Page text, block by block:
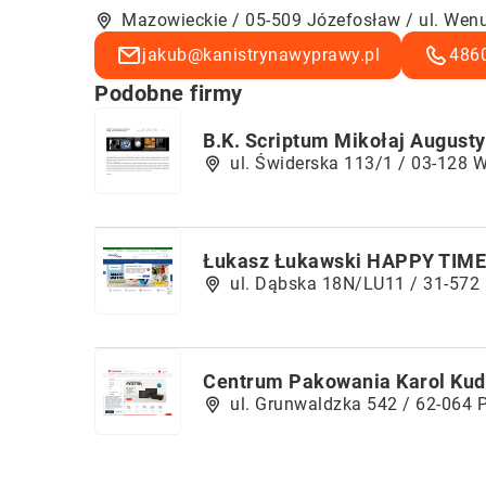
Mazowieckie / 05-509 Józefosław / ul.
jakub@kanistrynawyprawy.pl
Podobne firmy
B.K. Scriptum Mikołaj
ul. Świderska 113/1 / 03-128
Łukasz Łukawski HAPPY TIME
ul. Dąbska 18N/LU11 / 31-572
Centrum Pakowania Karol
ul. Grunwaldzka 542 / 62-064